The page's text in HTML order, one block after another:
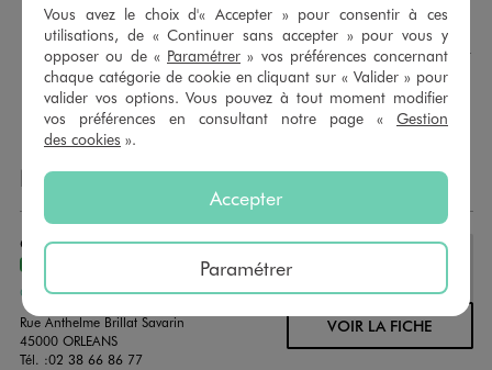
Nous vous proposons des cartes cadeaux GÉMO d’un
montant au choix entre 10€ et 150€. Les cartes cadeau
GÉMO sont valables 1 an, utilisables en plusieurs fois, pour
payer vos achats en magasin. Offrez vos cartes cadeau
dans de jolies enveloppes pour toutes les occasions.
NOS AUTRES MAGASINS
GEMO ORLEANS OLIVET
Chaussures et Vêtements
Rue Anthelme Brillat Savarin
45000 ORLEANS
Tél. :02 38 66 86 77
VOIR LA FICHE
Vous avez le choix d'« Accepter » pour consentir à ces
utilisations, de « Continuer sans accepter » pour vous y
opposer ou de « Paramétrer » vos préférences concernant
chaque catégorie de cookie en cliquant sur « Valider » pour
valider vos options. Vous pouvez à tout moment modifier
vos préférences en consultant notre page « Gestion
des cookies ».
Accepter
Paramétrer